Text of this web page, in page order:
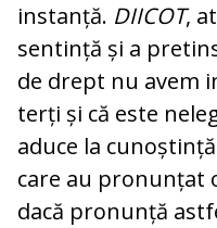
instanță. DIICOT,
sentință și a
de drept nu avem
terți și că este
aduce la
care au pronunțat
dacă pronunță